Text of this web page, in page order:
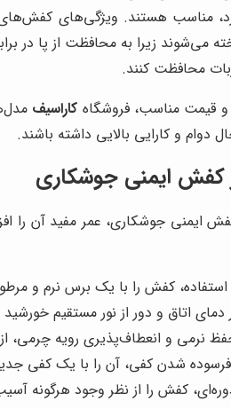
مناسب هستند. ویژگی‌های
زیرا به محافظت از پا در
محافظت کنند.
قیمت مناسب، فروشگاه کاراسیف
دوام و کارایی بالایی داشته باشند.
کفش ایمنی جوشکاری
ایمنی جوشکاری، عمر مفید آن را
استفاده، کفش را با یک برس نرم و
اتاق و دور از نور مستقیم
نرمی و انعطاف‌پذیری رویه
شدن کفی، آن را با یک کفی
کفش را از نظر وجود هرگونه